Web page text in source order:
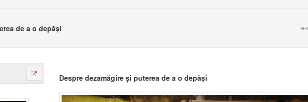
de a o depăși e-
Despre dezamăgire și puterea de a o depăși